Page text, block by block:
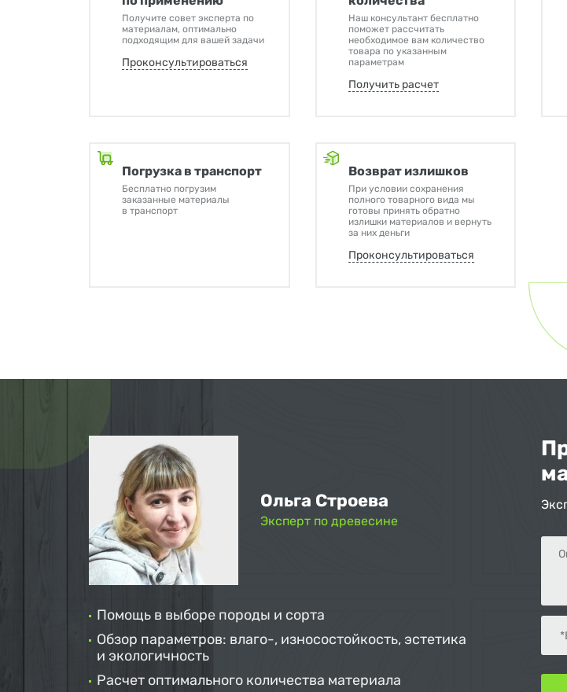
Получите совет эксперта по
материалам, оптимально
подходящим для вашей задачи
Проконсультироваться
Наш консультант бесплатно
поможет рассчитать
необходимое вам количество
товара по указанным
параметрам
Получить расчет
Погрузка в транспорт
Бесплатно погрузим
заказанные материалы
в транспорт
Возврат излишков
При условии сохранения
полного товарного вида мы
готовы принять обратно
излишки материалов и вернуть
за них деньги
Проконсультироваться
Ольга Строева
Эксперт по древесине
Помощь в выборе породы и сорта
Обзор параметров: влаго-, износостойкость, эстетика
и экологичность
Расчет оптимального количества материала